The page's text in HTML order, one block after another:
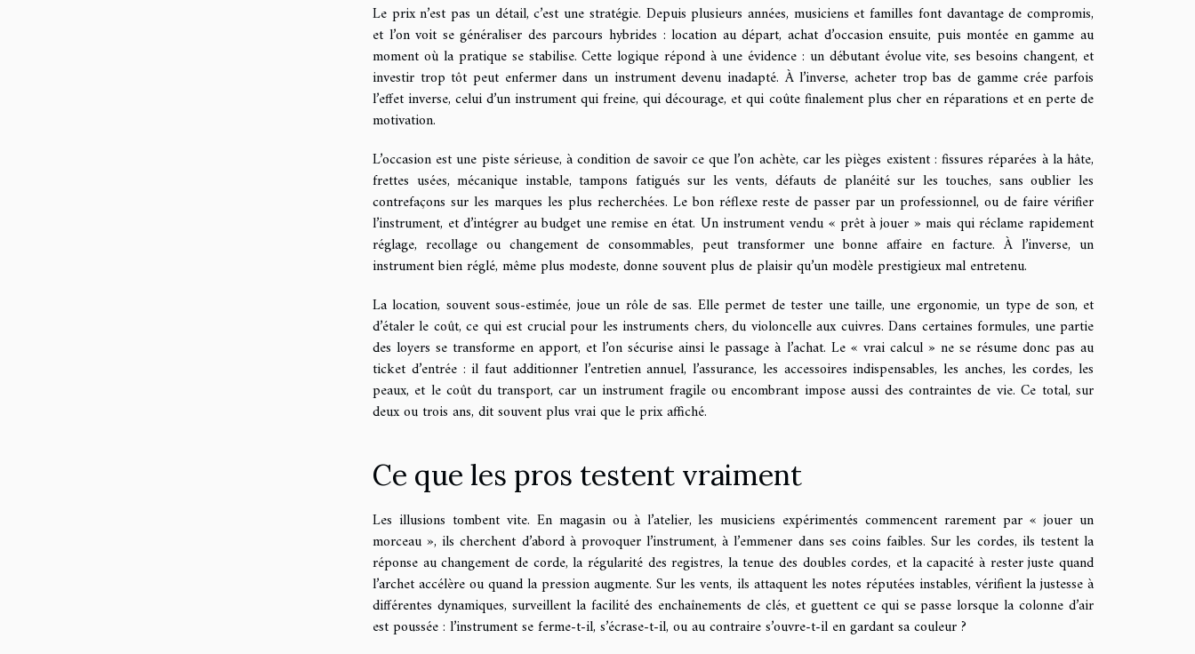
Le prix n’est pas un détail, c’est une stratégie. Depuis plusieurs années, musiciens et familles font davantage de compromis,
et l’on voit se généraliser des parcours hybrides : location au départ, achat d’occasion ensuite, puis montée en gamme au
moment où la pratique se stabilise. Cette logique répond à une évidence : un débutant évolue vite, ses besoins changent, et
investir trop tôt peut enfermer dans un instrument devenu inadapté. À l’inverse, acheter trop bas de gamme crée parfois
l’effet inverse, celui d’un instrument qui freine, qui décourage, et qui coûte finalement plus cher en réparations et en perte de
motivation.
L’occasion est une piste sérieuse, à condition de savoir ce que l’on achète, car les pièges existent : fissures réparées à la hâte,
frettes usées, mécanique instable, tampons fatigués sur les vents, défauts de planéité sur les touches, sans oublier les
contrefaçons sur les marques les plus recherchées. Le bon réflexe reste de passer par un professionnel, ou de faire vérifier
l’instrument, et d’intégrer au budget une remise en état. Un instrument vendu « prêt à jouer » mais qui réclame rapidement
réglage, recollage ou changement de consommables, peut transformer une bonne affaire en facture. À l’inverse, un
instrument bien réglé, même plus modeste, donne souvent plus de plaisir qu’un modèle prestigieux mal entretenu.
La location, souvent sous-estimée, joue un rôle de sas. Elle permet de tester une taille, une ergonomie, un type de son, et
d’étaler le coût, ce qui est crucial pour les instruments chers, du violoncelle aux cuivres. Dans certaines formules, une partie
des loyers se transforme en apport, et l’on sécurise ainsi le passage à l’achat. Le « vrai calcul » ne se résume donc pas au
ticket d’entrée : il faut additionner l’entretien annuel, l’assurance, les accessoires indispensables, les anches, les cordes, les
peaux, et le coût du transport, car un instrument fragile ou encombrant impose aussi des contraintes de vie. Ce total, sur
deux ou trois ans, dit souvent plus vrai que le prix affiché.
Ce que les pros testent vraiment
Les illusions tombent vite. En magasin ou à l’atelier, les musiciens expérimentés commencent rarement par « jouer un
morceau », ils cherchent d’abord à provoquer l’instrument, à l’emmener dans ses coins faibles. Sur les cordes, ils testent la
réponse au changement de corde, la régularité des registres, la tenue des doubles cordes, et la capacité à rester juste quand
l’archet accélère ou quand la pression augmente. Sur les vents, ils attaquent les notes réputées instables, vérifient la justesse à
différentes dynamiques, surveillent la facilité des enchaînements de clés, et guettent ce qui se passe lorsque la colonne d’air
est poussée : l’instrument se ferme-t-il, s’écrase-t-il, ou au contraire s’ouvre-t-il en gardant sa couleur ?